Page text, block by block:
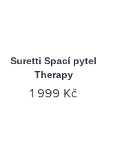
Suretti Spací pytel
Therapy
1 999 Kč